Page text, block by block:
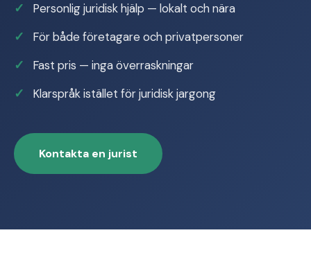
Personlig juridisk hjälp — lokalt och nära
För både företagare och privatpersoner
Fast pris — inga överraskningar
Klarspråk istället för juridisk jargong
Kontakta en jurist